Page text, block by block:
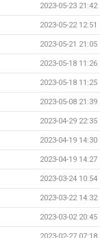
2023-05-23 21:42
2023-05-22 12:51
2023-05-21 21:05
2023-05-18 11:26
2023-05-18 11:25
2023-05-08 21:39
2023-04-29 22:35
2023-04-19 14:30
2023-04-19 14:27
2023-03-24 10:54
2023-03-22 14:32
2023-03-02 20:45
2023-02-27 07:18